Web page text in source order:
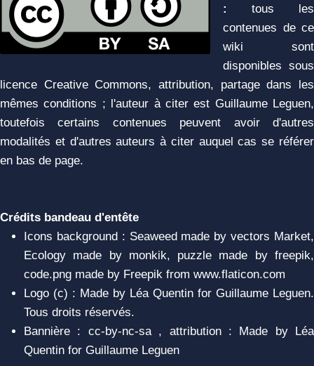
:
tous les
contenues de ce
wiki sont
disponibles sous
licence Creative Commons, attribution, partage dans les
mêmes conditions ; l'auteur à citer est Guillaume Leguen,
toutefois certains contenues peuvent avoir d'autres
modalités et d'autres auteurs à citer auquel cas se référer
en bas de page.
Crédits bandeau d'entête
Icons background : Seaweed made by vectors Market,
Ecology made by monkik, puzzle made by freepik,
code.png made by Freepik from www.flaticon.com
Logo (c) : Made by Léa Quentin for Guillaume Leguen.
Tous droits réservés.
Bannière : cc-by-nc-sa , attribution : Made by Léa
Quentin for Guillaume Leguen